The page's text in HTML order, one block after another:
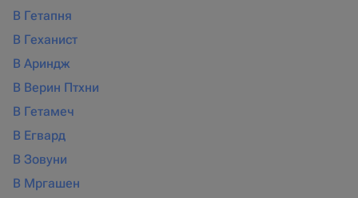
В Гетапня
В Геханист
В Ариндж
В Верин Птхни
В Гетамеч
В Егвард
В Зовуни
В Мргашен